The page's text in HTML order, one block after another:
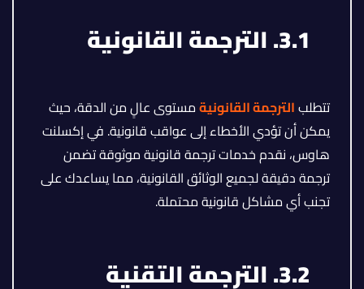
تتطلبالترجمة القانونيةمستوى عالٍ من الدقة، حيث
يمكن أن تؤدي الأخطاء إلى عواقب قانونية. في إكسلنت
هاوس، نقدم خدمات ترجمة قانونية موثوقة تضمن
ترجمة دقيقة لجميع الوثائق القانونية، مما يساعدك على
تجنب أي مشاكل قانونية محتملة.